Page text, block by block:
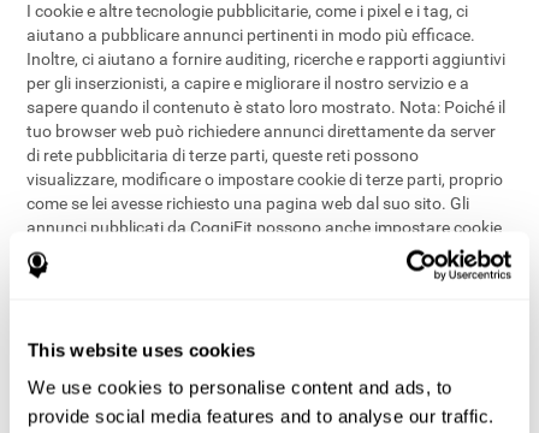
This website uses cookies
We use cookies to personalise content and ads, to
provide social media features and to analyse our traffic.
I cookie e altre tecnologie pubblicitarie, come i pixel e i tag, ci
aiutano a pubblicare annunci pertinenti in modo più efficace.
Inoltre, ci aiutano a fornire auditing, ricerche e rapporti aggiuntivi
per gli inserzionisti, a capire e migliorare il nostro servizio e a
sapere quando il contenuto è stato loro mostrato. Nota: Poiché il
tuo browser web può richiedere annunci direttamente da server
di rete pubblicitaria di terze parti, queste reti possono
visualizzare, modificare o impostare cookie di terze parti, proprio
come se lei avesse richiesto una pagina web dal suo sito. Gli
annunci pubblicati da CogniFit possono anche impostare cookie
di terze parti.
dispositivo la identifica, il tuo utilizzo (come il suo
suo indirizzo IP) saranno associati per noi con il suo account
come indicato nellasezione 1.2 della nostra Politica sulla privacy